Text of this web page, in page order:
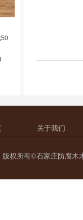
50
关于我们
版权所有©石家庄防腐